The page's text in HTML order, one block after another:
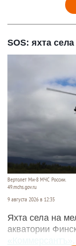
SOS: яхта
Вертолет Ми-8 МЧС России.
49.mchs.gov.ru
9 августа 2026 в 12:35
Яхта села на
акватории
«Коммерсантъ»